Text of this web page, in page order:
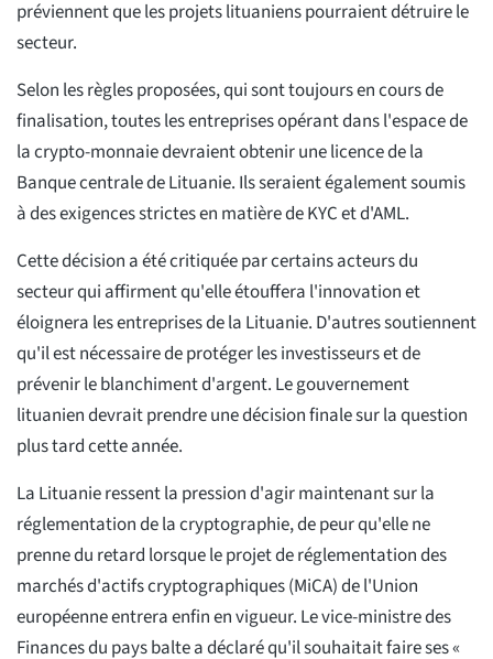
préviennent que les projets lituaniens pourraient détruire le
secteur.
Selon les règles proposées, qui sont toujours en cours de
finalisation, toutes les entreprises opérant dans l'espace de
la crypto-monnaie devraient obtenir une licence de la
Banque centrale de Lituanie. Ils seraient également soumis
à des exigences strictes en matière de KYC et d'AML.
Cette décision a été critiquée par certains acteurs du
secteur qui affirment qu'elle étouffera l'innovation et
éloignera les entreprises de la Lituanie. D'autres soutiennent
qu'il est nécessaire de protéger les investisseurs et de
prévenir le blanchiment d'argent. Le gouvernement
lituanien devrait prendre une décision finale sur la question
plus tard cette année.
La Lituanie ressent la pression d'agir maintenant sur la
réglementation de la cryptographie, de peur qu'elle ne
prenne du retard lorsque le projet de réglementation des
marchés d'actifs cryptographiques (MiCA) de l'Union
européenne entrera enfin en vigueur. Le vice-ministre des
Finances du pays balte a déclaré qu'il souhaitait faire ses «